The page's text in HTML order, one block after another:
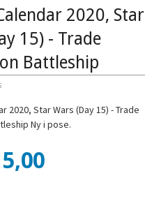
2020, Star
15) - Trade
Battleship
2020, Star Wars (Day 15) - Trade
Ny i pose.